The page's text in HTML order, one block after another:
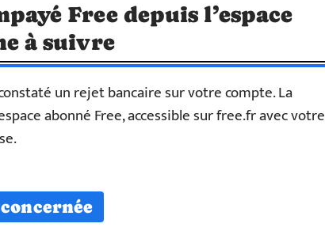
Free depuis l’espace
à suivre
un rejet bancaire sur votre compte. La
abonné Free, accessible sur free.fr avec votre